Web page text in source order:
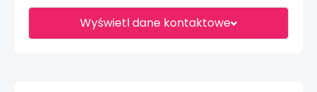
Wyświetl dane kontaktowe